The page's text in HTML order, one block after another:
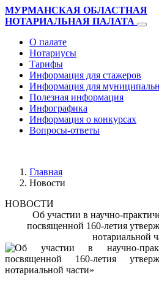
МУРМАНСКАЯ ОБЛАСТНАЯ
НОТАРИАЛЬНАЯ ПАЛАТА
О палате
Нотариусы
Тарифы
Информация для стажеров
Информация для
Полезная информация
Инфографика
Информация о конкурсах
Вопросы-ответы
Главная
Новости
НОВОСТИ
Об участии в научно-
посвященной 160-летия
нотариальной